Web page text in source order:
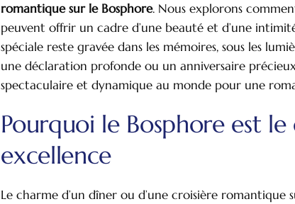
romantique sur le Bosphore. Nous explorons
peuvent offrir un cadre d’une beauté et d’une
spéciale reste gravée dans les mémoires, sous les
une déclaration profonde ou un anniversaire
spectaculaire et dynamique au monde pour une
Pourquoi le Bosphore est
excellence
Le charme d’un dîner ou d’une croisière romantique